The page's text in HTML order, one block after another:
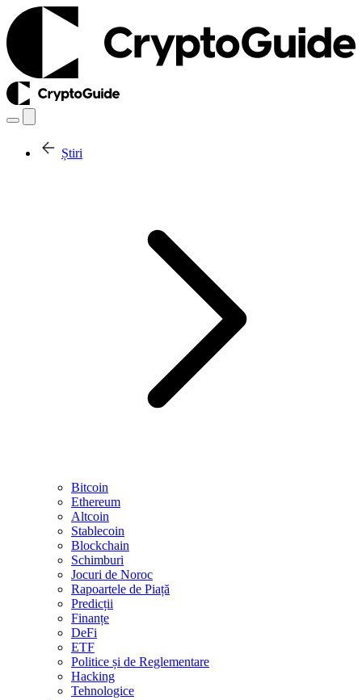
Știri
Bitcoin
Ethereum
Altcoin
Stablecoin
Blockchain
Schimburi
Jocuri de Noroc
Rapoartele de Piață
Predicții
Finanțe
DeFi
ETF
Politice și de Reglementare
Hacking
Tehnologice